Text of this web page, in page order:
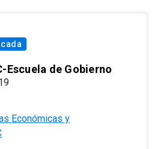
Escuela de Gobierno
Económicas y